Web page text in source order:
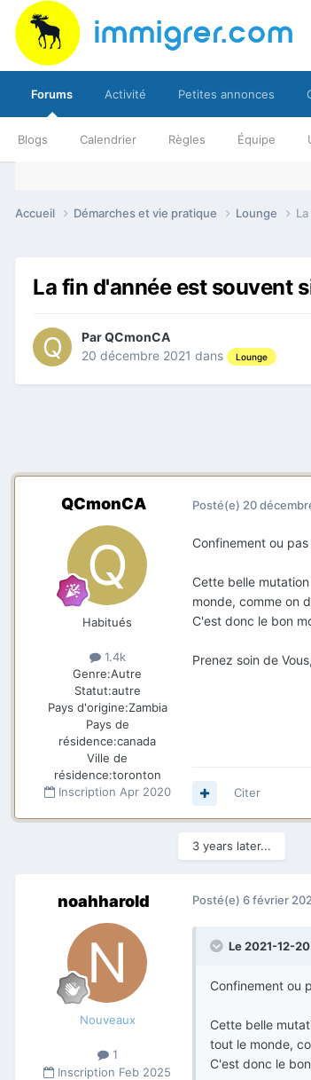
Forums
Blogs Calendrier Règles Équipe
Activité Petites annonces
Accueil Démarches et vie pratique Lounge
La fin d'année est souvent
ParQCmonCA
20 décembre 2021 dans Lounge
QCmonCA
Habitués
1.4k
Genre:Autre
Statut:autre
Pays d'origine:Zambia
Pays de
résidence:canada
Ville de
résidence:toronton
Inscription Apr 2020
Posté(e) 20
Confinement ou
Cette belle
monde, comme on
C'est donc le bon
Prenez soin de
Citer
3 years later...
noahharold
Nouveaux
1
Inscription Feb 2025
Posté(e) 6 février
Le 2021-12-
Confinement ou
Cette belle
tout le monde,
C'est donc le